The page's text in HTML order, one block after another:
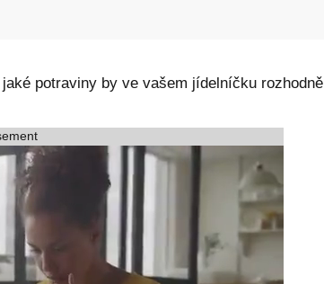
potraviny by ve vašem jídelníčku rozhodně